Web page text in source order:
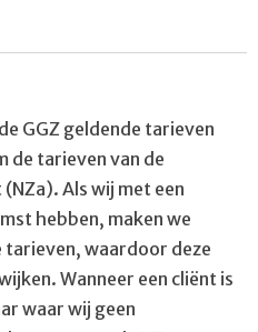
GGZ geldende tarieven
de tarieven van de
Als wij met een
hebben, maken we
waardoor deze
Wanneer een cliënt is
waar wij geen